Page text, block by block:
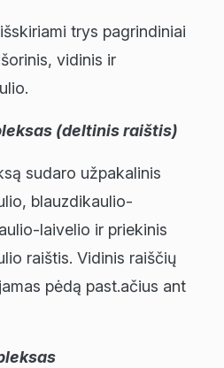
trys pagrindiniai
vidinis ir
(deltinis raištis)
sudaro užpakalinis
blauzdikaulio-
laivelio ir priekinis
raištis. Vidinis raiščių
pėdą past.ačius ant